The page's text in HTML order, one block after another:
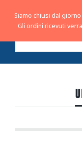
Siamo chiusi dal
Gli ordini ricevuti